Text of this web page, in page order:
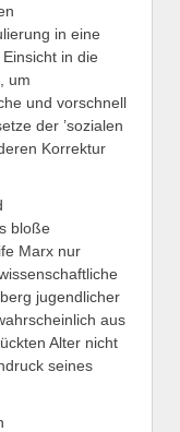
in eine
in die
um
und vorschnell
der ’sozialen
Korrektur
bloße
Marx nur
jugendlicher
aus
Alter nicht
seines